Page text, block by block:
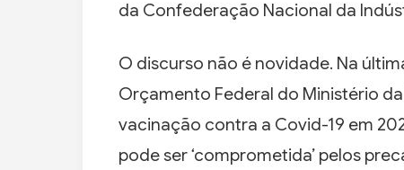
da Confederação Nacional da
O discurso não é novidade. Na
Orçamento Federal do Ministério
vacinação contra a Covid-19 em
pode ser ‘comprometida’ pelos